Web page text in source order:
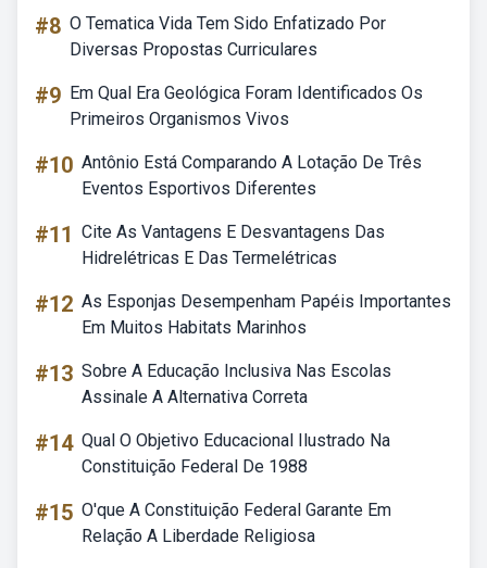
#8 O Tematica Vida Tem Sido Enfatizado Por
Diversas Propostas Curriculares
#9 Em Qual Era Geológica Foram Identificados Os
Primeiros Organismos Vivos
#10 Antônio Está Comparando A Lotação De Três
Eventos Esportivos Diferentes
#11 Cite As Vantagens E Desvantagens Das
Hidrelétricas E Das Termelétricas
#12 As Esponjas Desempenham Papéis Importantes
Em Muitos Habitats Marinhos
#13 Sobre A Educação Inclusiva Nas Escolas
Assinale A Alternativa Correta
#14 Qual O Objetivo Educacional Ilustrado Na
Constituição Federal De 1988
#15 O'que A Constituição Federal Garante Em
Relação A Liberdade Religiosa